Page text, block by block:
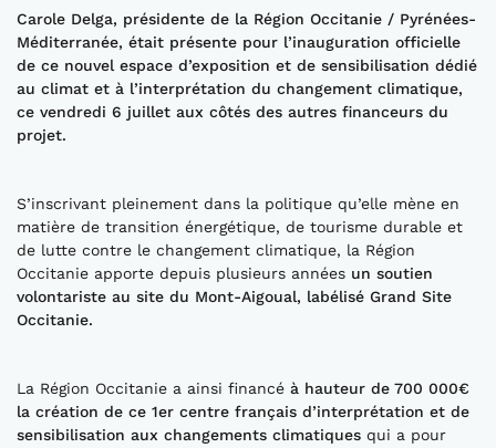
Carole Delga, présidente de la Région Occitanie / Pyrénées-
Méditerranée, était présente pour l’inauguration officielle
de ce nouvel espace d’exposition et de sensibilisation dédié
au climat et à l’interprétation du changement climatique,
ce vendredi 6 juillet aux côtés des autres financeurs du
projet.
S’inscrivant pleinement dans la politique qu’elle mène en
matière de transition énergétique, de tourisme durable et
de lutte contre le changement climatique, la Région
Occitanie apporte depuis plusieurs années un soutien
volontariste au site du Mont-Aigoual, labélisé Grand Site
Occitanie.
La Région Occitanie a ainsi financé à hauteur de 700 000€
la création de ce 1er centre français d’interprétation et de
sensibilisation aux changements climatiques qui a pour